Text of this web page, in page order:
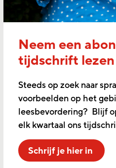
Neem een
tijdschrift lezen
Steeds op zoek naar
voorbeelden op het
leesbevordering? Blijf
elk kwartaal ons
Schrijf je hier in